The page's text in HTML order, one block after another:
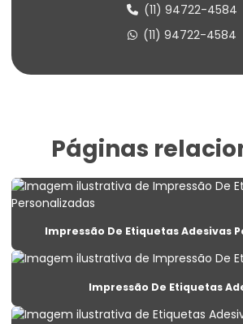
Etiqueta Congelado Para Alimentos
Etiqueta De Lacre Para Produtos
Etiqueta De Lacre Personalizada Para
Etiqueta Lacre Para Produtos
Etiqueta Lacre Personalizada Para
Etiqueta Para Alimentos Congelados
(11) 94722-4584
(11) 94722-4584
Páginas
Impressão De Etiquetas Adesivas
Impressão De Etiquetas